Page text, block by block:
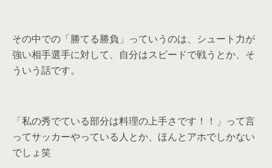
その中での「勝てる勝負」っていうのは、シュート力が
強い相手選手に対して、自分はスピードで戦うとか、そ
ういう話です。
「私の秀でている部分は料理の上手さです！！」って言
ってサッカーやっている人とか、ほんとアホでしかない
でしょ笑